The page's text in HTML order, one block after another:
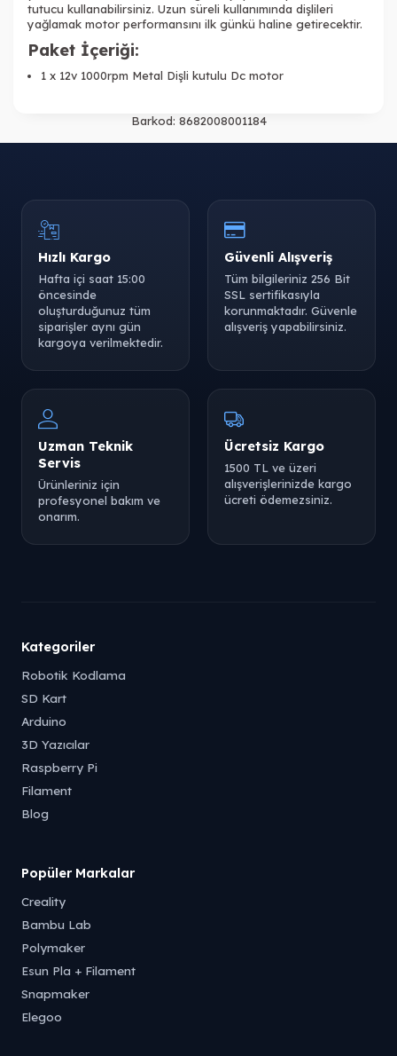
tutucu kullanabilirsiniz. Uzun süreli kullanımında dişlileri
yağlamak motor performansını ilk günkü haline getirecektir.
Paket İçeriği:
1 x 12v 1000rpm Metal Dişli kutulu Dc motor
Barkod: 8682008001184
Hızlı Kargo
Hafta içi saat 15:00
öncesinde
oluşturduğunuz tüm
siparişler aynı gün
kargoya verilmektedir.
Güvenli Alışveriş
Tüm bilgileriniz 256 Bit
SSL sertifikasıyla
korunmaktadır. Güvenle
alışveriş yapabilirsiniz.
Uzman Teknik
Servis
Ürünleriniz için
profesyonel bakım ve
onarım.
Ücretsiz Kargo
1500 TL ve üzeri
alışverişlerinizde kargo
ücreti ödemezsiniz.
Kategoriler
Robotik Kodlama
SD Kart
Arduino
3D Yazıcılar
Raspberry Pi
Filament
Blog
Popüler Markalar
Creality
Bambu Lab
Polymaker
Esun Pla + Filament
Snapmaker
Elegoo